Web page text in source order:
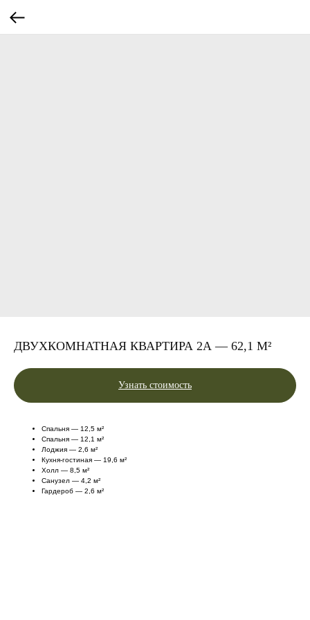
ДВУХКОМНАТНАЯ КВАРТИРА 2А — 62,1 М²
Узнать стоимость
Спальня — 12,5 м²
Спальня — 12,1 м²
Лоджия — 2,6 м²
Кухня-гостиная — 19,6 м²
Холл — 8,5 м²
Санузел — 4,2 м²
Гардероб — 2,6 м²